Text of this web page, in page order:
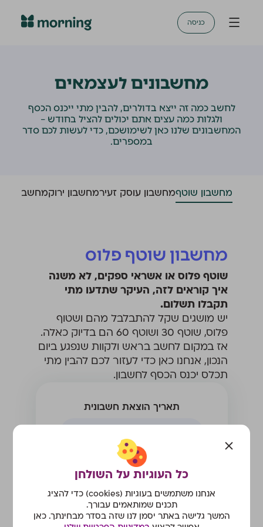
כניסה
מחשבונים לעצמאים
לחשב כמה זה ייצא בדולרים, להבין מתי ייכנס הכסף
ולגלות כמה עצים אתם יכולים להציל בחודש –
המחשבונים שלנו כאן לשימושכם, כדי לעשות לכם סדר
במספרים.
מחשבון שוטףמחשבון עוסק זעירמחשבון ירוקמחשבון
מחשבון שוטף פלוס
שוטף פלוס או אשראי ספקים, לא משנה
איך קוראים לזה, העיקר שתדעו מתי
תקבלו תשלום.
יש מושגים שקל להתבלבל מהם ושטוף
פלוס, שוטף 30 ושוטף 60 הם בדיוק כאלה.
אז במקום לחשב בראש ולקוות שנפגע ביום
הנכון, אנחנו כאן כדי לעזור לכם להבין מתי
תכלס יכנס הכסף לחשבון.
תאריך הוצאת חשבונית
מה השוטף
מתי אראה את הכסף?
כל העוגיות על השולחן
אנחנו משתמשים בעוגיות (cookies) כדי להציג
תכנים שמותאמים עבורך.
המשך גלישה באתר יסמן לנו שזה בסדר מבחינתך. כאן